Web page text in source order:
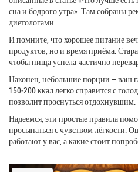
сна и бодрого утра». Там собраны
диетологами.
И помните, что хорошее питание
продуктов, но и время приёма.
чтобы пища успела частично
Наконец, небольшие порции – ваш
150‑200 ккал легко справится с
позволит проснуться отдохнувшим.
Надеемся, эти простые правила
просыпаться с чувством лёгкости.
работают у вас, а какие стоит